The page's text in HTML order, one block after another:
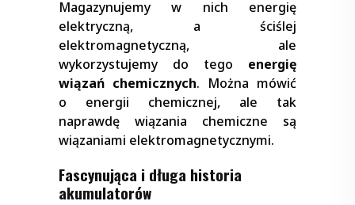
Magazynujemy w nich energię
elektryczną, a ściślej
elektromagnetyczną, ale
wykorzystujemy do tego energię
wiązań chemicznych. Można mówić
o energii chemicznej, ale tak
naprawdę wiązania chemiczne są
wiązaniami elektromagnetycznymi.
Fascynująca i długa historia
akumulatorów